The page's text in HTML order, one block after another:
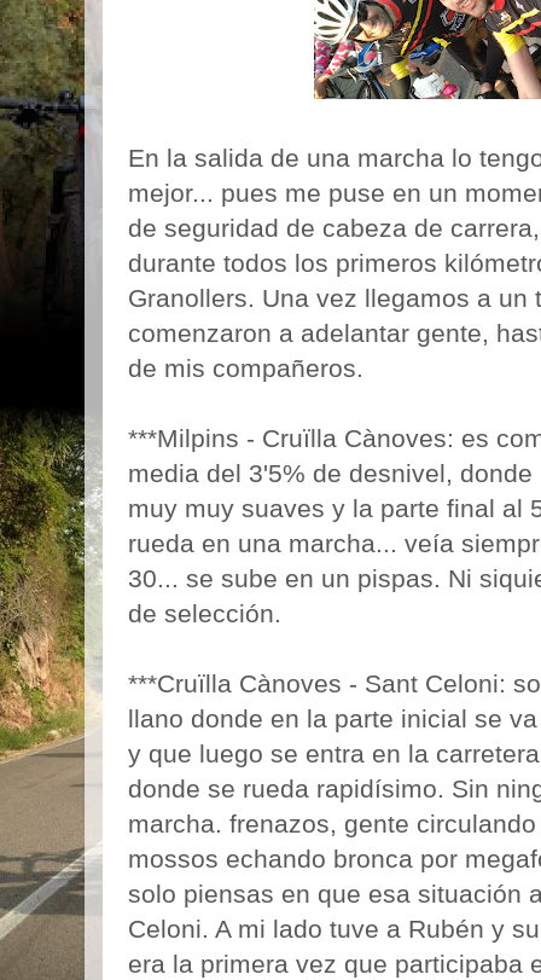
En la salida de una marcha lo
mejor... pues me puse en un
de seguridad de cabeza de
durante todos los primeros
Granollers. Una vez llegamos a un
comenzaron a adelantar gente,
de mis compañeros.
***Milpins - Cruïlla Cànoves: es
media del 3'5% de desnivel,
muy muy suaves y la parte final al
rueda en una marcha... veía
30... se sube en un pispas. Ni
de selección.
***Cruïlla Cànoves - Sant Celoni:
llano donde en la parte inicial se
y que luego se entra en la
donde se rueda rapidísimo. Sin
marcha. frenazos, gente
mossos echando bronca por
solo piensas en que esa situación
Celoni. A mi lado tuve a Rubén y
era la primera vez que participaba